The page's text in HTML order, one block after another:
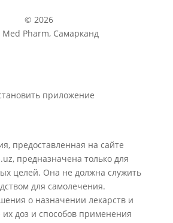
© 2026
Med Pharm, Самарканд
предоставленная на сайте
предназначена только для
целей. Она не должна служить
для самолечения.
о назначении лекарств и
доз и способов применения